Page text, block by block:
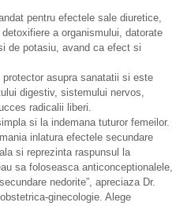
pentru efectele sale diuretice,
a organismului, datorate
de potasiu, avand ca efect si
asupra sanatatii si este
digestiv, sistemului nervos,
radicalii liberi.
si la indemana tuturor femeilor.
inlatura efectele secundare
si reprezinta raspunsul la
sa foloseasca anticonceptionalele,
nedorite”, apreciaza Dr.
ginecologie. Alege